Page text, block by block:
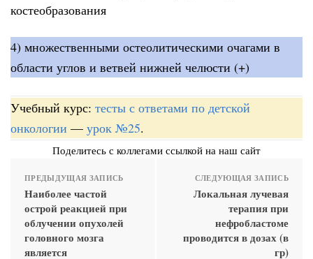
костеобразования
4) множественными остеолитическими очагами в
области углов и ветвей нижней челюсти (+)
Учебный курс: тесты с ответами по детской
онкологии — урок №25.
Поделитесь с коллегами ссылкой на наш сайт
ПРЕДЫДУЩАЯ ЗАПИСЬ
Наиболее частой
острой реакцией при
облучении опухолей
головного мозга
является
СЛЕДУЮЩАЯ ЗАПИСЬ
Локальная лучевая
терапия при
нефробластоме
проводится в дозах (в
гр)